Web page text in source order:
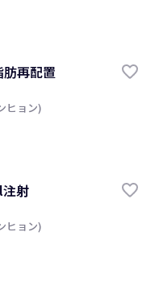
再配置
ヒョン)
射
ヒョン)